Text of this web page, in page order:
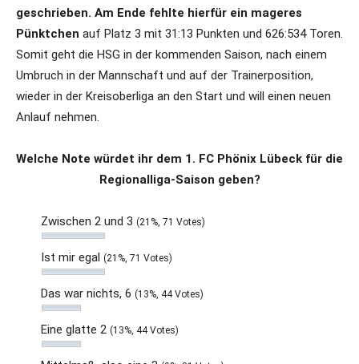
geschrieben. Am Ende fehlte hierfür ein mageres
Pünktchen auf Platz 3 mit 31:13 Punkten und 626:534 Toren.
Somit geht die HSG in der kommenden Saison, nach einem
Umbruch in der Mannschaft und auf der Trainerposition,
wieder in der Kreisoberliga an den Start und will einen neuen
Anlauf nehmen.
Welche Note würdet ihr dem 1. FC Phönix Lübeck für die
Regionalliga-Saison geben?
Zwischen 2 und 3 (21%, 71 Votes)
Ist mir egal (21%, 71 Votes)
Das war nichts, 6 (13%, 44 Votes)
Eine glatte 2 (13%, 44 Votes)